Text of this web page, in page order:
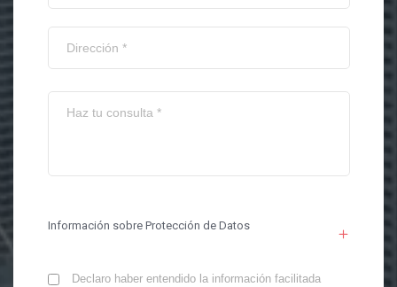
Información sobre Protección de Datos
Declaro haber entendido la información facilitada